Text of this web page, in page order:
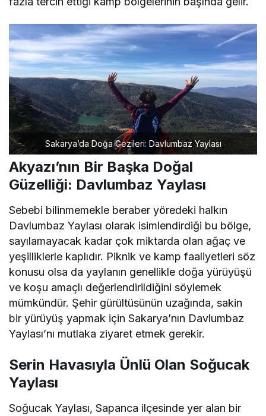
Sakarya’da Doğa Gezileri: Davlumbaz Yaylası
Akyazı’nın Bir Başka Doğal
Güzelliği: Davlumbaz Yaylası
Sebebi bilinmemekle beraber yöredeki halkın
Davlumbaz Yaylası olarak isimlendirdiği bu bölge,
sayılamayacak kadar çok miktarda olan ağaç ve
yeşilliklerle kaplıdır. Piknik ve kamp faaliyetleri söz
konusu olsa da yaylanın genellikle doğa yürüyüşü
ve koşu amaçlı değerlendirildiğini söylemek
mümkündür. Şehir gürültüsünün uzağında, sakin
bir yürüyüş yapmak için Sakarya’nın Davlumbaz
Yaylası’nı mutlaka ziyaret etmek gerekir.
Serin Havasıyla Ünlü Olan Soğucak
Yaylası
Soğucak Yaylası, Sapanca ilçesinde yer alan bir